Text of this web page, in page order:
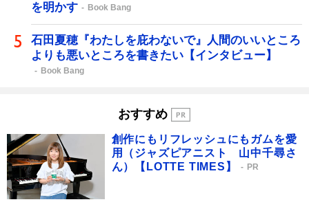
を明かす
Book Bang
石田夏穂『わたしを庇わないで』人間のいいところ
よりも悪いところを書きたい【インタビュー】
Book Bang
おすすめ
創作にもリフレッシュにもガムを愛
用（ジャズピアニスト 山中千尋さ
ん）【LOTTE TIMES】
PR